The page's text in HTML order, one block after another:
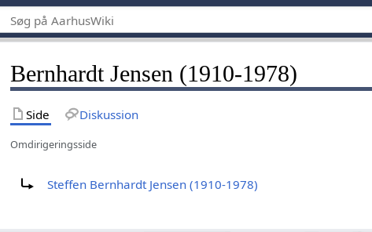
Bernhardt Jensen (1910-1978)
Side Diskussion
Omdirigeringsside
Steffen Bernhardt Jensen (1910-1978)